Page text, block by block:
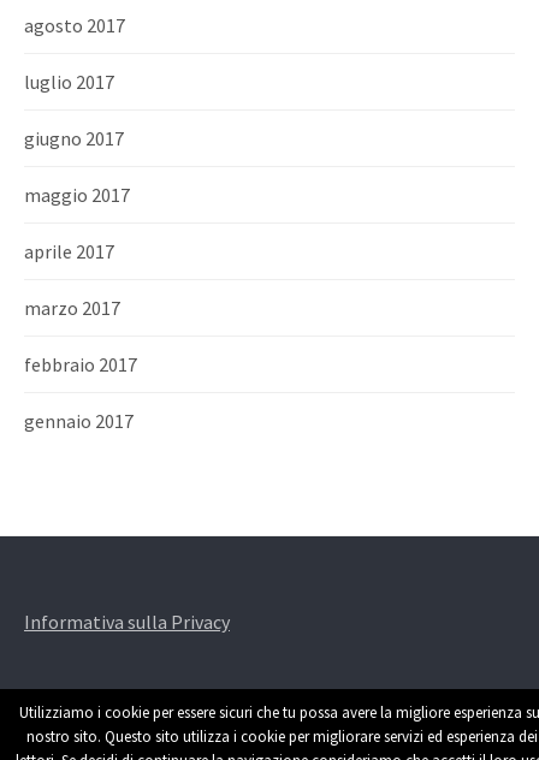
agosto 2017
luglio 2017
giugno 2017
maggio 2017
aprile 2017
marzo 2017
febbraio 2017
gennaio 2017
Informativa sulla Privacy
Utilizziamo i cookie per essere sicuri che tu possa avere la migliore esperienza
nostro sito. Questo sito utilizza i cookie per migliorare servizi ed esperienza dei